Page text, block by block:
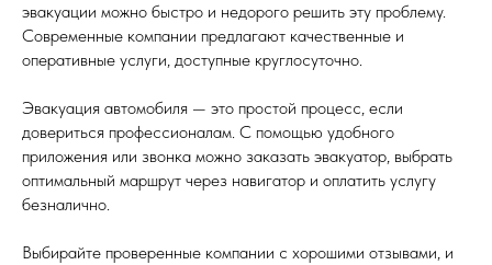
эвакуации можно быстро и недорого решить эту проблему.
Современные компании предлагают качественные и
оперативные услуги, доступные круглосуточно.
Эвакуация автомобиля — это простой процесс, если
довериться профессионалам. С помощью удобного
приложения или звонка можно заказать эвакуатор, выбрать
оптимальный маршрут через навигатор и оплатить услугу
безналично.
Выбирайте проверенные компании с хорошими отзывами, и